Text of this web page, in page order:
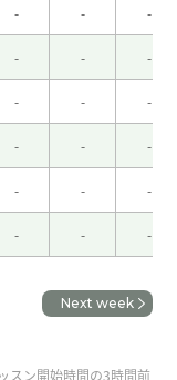
我想要继续
五月份的考
ざいました。
た次回よろし
ざいました。
た次回よろし
- - -
- - -
- - -
- - -
- - -
- - -
Next week
スン開始時間の3時間前